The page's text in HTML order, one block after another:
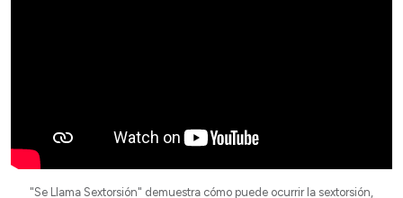
"Se Llama Sextorsión" demuestra cómo puede ocurrir la sextorsión,